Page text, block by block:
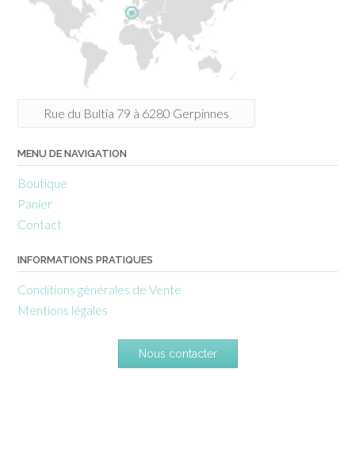
Rue du Bultia 79 à 6280 Gerpinnes
MENU DE NAVIGATION
Boutique
Panier
Contact
INFORMATIONS PRATIQUES
Conditions générales de Vente
Mentions légales
Nous contacter